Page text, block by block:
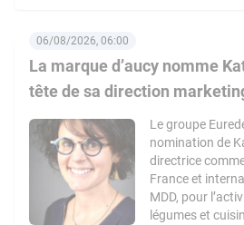
La marque d’aucy nomme
tête de sa direction
06/08/2026, 06:00
Le groupe
nomination de
directrice
France et
MDD, pour
légumes et